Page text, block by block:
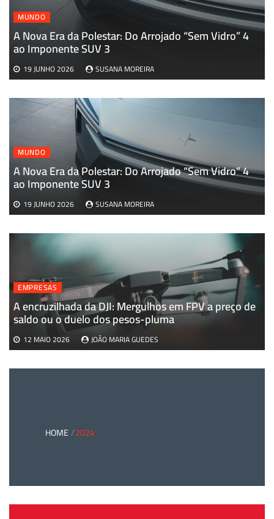
MUNDO
A Nova Era da Polestar: Do Arrojado “Sem Vidro” 4
ao Imponente SUV 3
19 JUNHO 2026 SUSANA MOREIRA
EMPRESAS
A encruzilhada da DJI: Mergulhos em FPV a preço de
saldo ou o duelo dos pesos-pluma
12 MAIO 2026 JOÃO MARIA GUEDES
MUNDO
A Nova Era da Polestar: Do Arrojado “Sem Vidro” 4
ao Imponente SUV 3
19 JUNHO 2026 SUSANA MOREIRA
HOME 2024